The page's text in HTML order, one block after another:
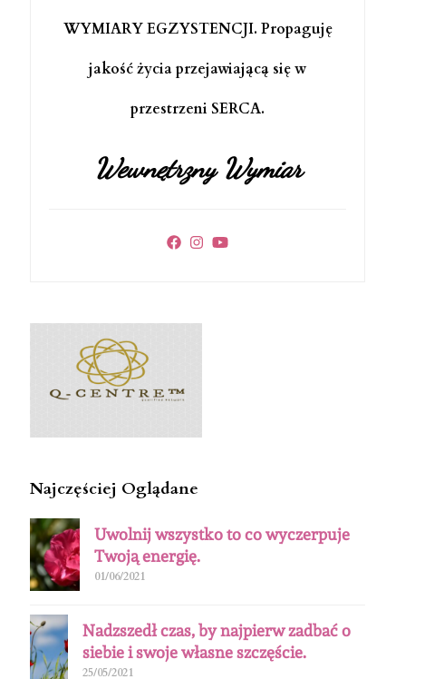
WYMIARY EGZYSTENCJI. Propaguję
jakość życia przejawiającą się w
przestrzeni SERCA.
Wewnętrzny Wymiar
Najczęściej Oglądane
Uwolnij wszystko to co wyczerpuje
Twoją energię.
01/06/2021
Nadzszedł czas, by najpierw zadbać o
siebie i swoje własne szczęście.
25/05/2021